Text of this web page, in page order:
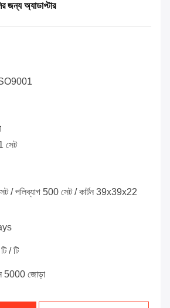
জন্য অ্যাডাপ্টার
সেট
/ পলিব্যাগ 500 সেট / কার্টন 39x39x22
/ টি
5000 জোড়া